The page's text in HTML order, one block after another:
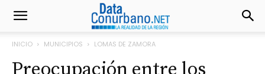
INICIO MUNICIPIOS LOMAS DE ZAMORA